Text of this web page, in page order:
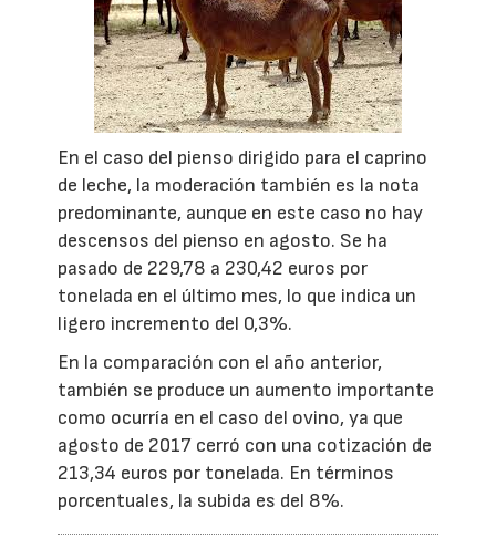
En el caso del pienso dirigido para el caprino
de leche, la moderación también es la nota
predominante, aunque en este caso no hay
descensos del pienso en agosto. Se ha
pasado de 229,78 a 230,42 euros por
tonelada en el último mes, lo que indica un
ligero incremento del 0,3%.
En la comparación con el año anterior,
también se produce un aumento importante
como ocurría en el caso del ovino, ya que
agosto de 2017 cerró con una cotización de
213,34 euros por tonelada. En términos
porcentuales, la subida es del 8%.